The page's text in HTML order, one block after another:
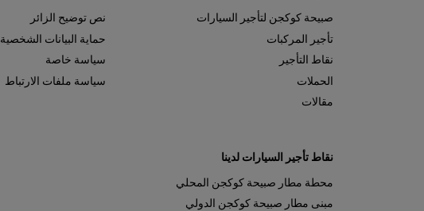
صبيحة كوكجن لتأجير السيارات
تأجير المركبات
نقاط التأجير
الحملات
مقالات
نص توضيح الزائر
حماية البيانات الشخصية
سياسة خاصة
سياسة ملفات الارتباط
نقاط تأجير السيارات لدينا
محطة مطار صبيحة كوكجن المحلي
مبنى مطار صبيحة كوكجن الدولي